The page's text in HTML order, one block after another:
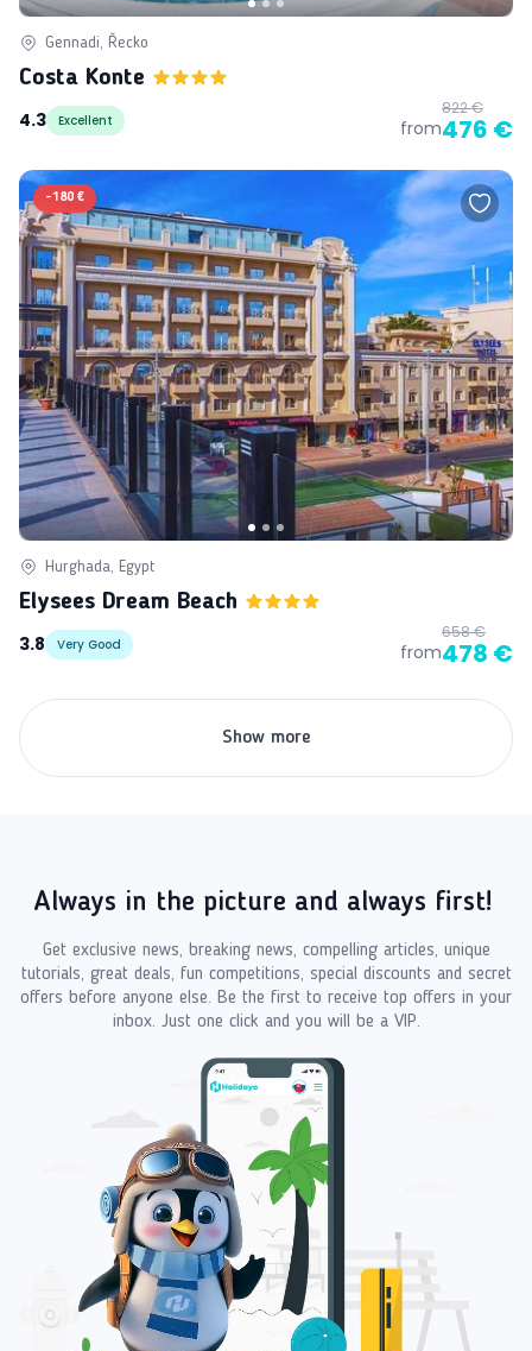
Gennadi, Řecko
Costa Konte
4.3
Excellent from
822 €
476 €
-180 €
Hurghada, Egypt
Elysees Dream Beach
3.8
Very Good from
658 €
478 €
Show more
Always in the picture and always first!
Get exclusive news, breaking news, compelling articles, unique
tutorials, great deals, fun competitions, special discounts and secret
offers before anyone else. Be the first to receive top offers in your
inbox. Just one click and you will be a VIP.